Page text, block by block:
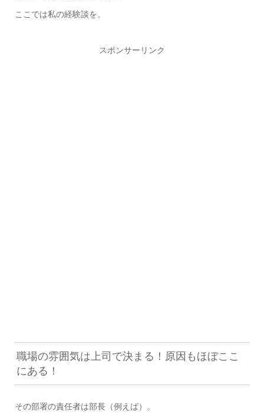
ここでは私の経験談を。
スポンサーリンク
職場の雰囲気は上司で決まる！原因もほぼここ
にある！
その部署の責任者は部長（例えば）。